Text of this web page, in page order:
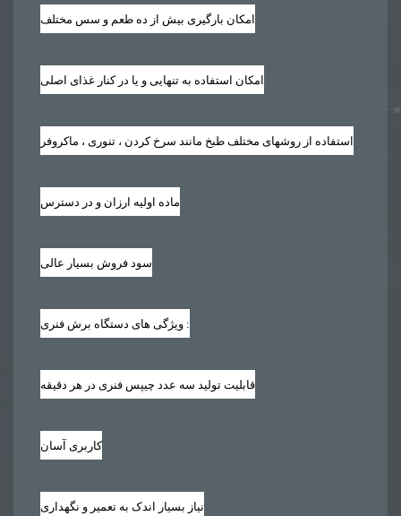
امکان بارگیری بیش از ده طعم و سس مختلف
امکان استفاده به تنهایی و یا در کنار غذای اصلی
استفاده از روشهای مختلف طبخ مانند سرخ کردن ، تنوری ، ماکروفر
ماده اولیه ارزان و در دسترس
سود فروش بسیار عالی
ویژگی های دستگاه برش فنری :
قابلیت تولید سه عدد چیپس فنری در هر دقیقه
کاربری آسان
نیاز بسیار اندک به تعمیر و نگهداری